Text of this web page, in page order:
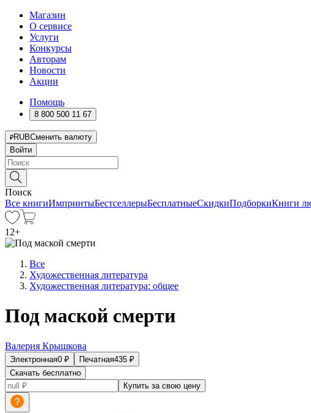
Магазин
О сервисе
Услуги
Конкурсы
Авторам
Новости
Акции
Помощь
8 800 500 11 67
RUBСменить валюту
Войти
Поиск
Все книгиИмпринтыБестселлерыБесплатныеСкидкиПодборкиКниги
12+
Все
Художественная литература
Художественная литература: общее
Под маской смерти
Валерия Крышкова
Электронная0 ₽ Печатная435 ₽
Скачать бесплатно
Купить за свою цену